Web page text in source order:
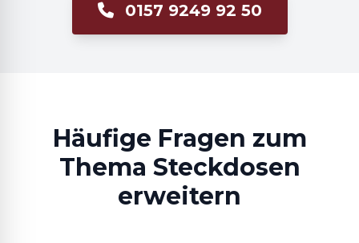
0157 9249 92 50
Häufige Fragen zum
Thema Steckdosen
erweitern